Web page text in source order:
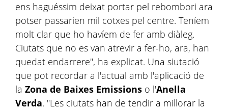
ens haguéssim deixat portar pel rebombori ara
potser passarien mil cotxes pel centre. Teníem
molt clar que ho havíem de fer amb diàleg.
Ciutats que no es van atrevir a fer-ho, ara, han
quedat endarrere", ha explicat. Una siutació
que pot recordar a l'actual amb l'aplicació de
la Zona de Baixes Emissions o l'Anella
Verda. "Les ciutats han de tendir a millorar la